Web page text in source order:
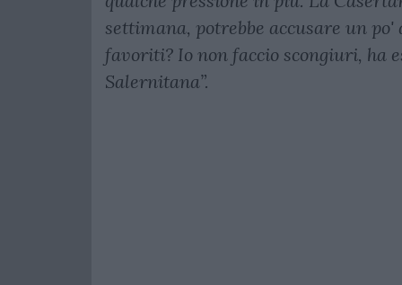
settimana, potrebbe accusare un
favoriti? Io non faccio scongiuri, ha
Salernitana”.